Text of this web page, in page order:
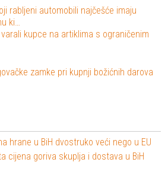
rabljeni automobili najčešće imaju
ki…
kupce na artiklima s ograničenim
zamke pri kupnji božićnih darova
hrane u BiH dvostruko veći nego u EU
cijena goriva skuplja i dostava u BiH